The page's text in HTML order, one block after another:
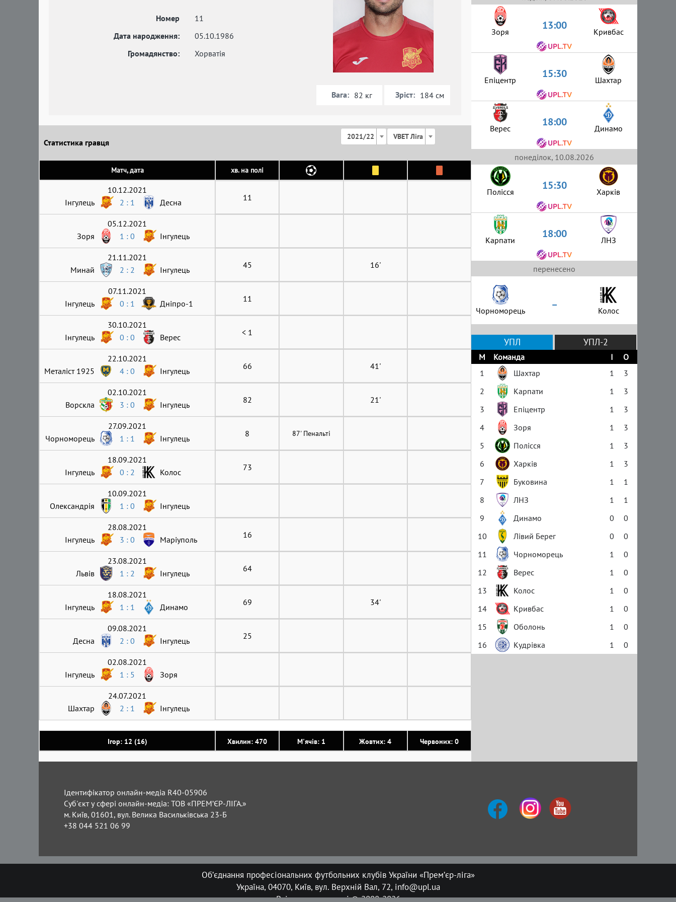
Номер
11
Дата народження:
05.10.1986
Громадянство:
Хорватія
Вага: 82 кг Зріст: 184 см
Статистика гравця
2021/22 VBET Ліга
Матч, дата хв. на полі
Ігор: 12 (16) Хвилин: 470 М'ячів: 1 Жовтих: 4 Червоних: 0
10.12.2021
Інгулець
2 : 1 Десна 11
05.12.2021
Зоря
1 : 0 Інгулець
21.11.2021
Минай
2 : 2 Інгулець 45 16'
07.11.2021
Інгулець
0 : 1 Дніпро-1 11
30.10.2021
Інгулець
0 : 0 Верес < 1
22.10.2021
Металіст 1925
4 : 0 Інгулець 66 41'
02.10.2021
Ворскла
3 : 0 Інгулець 82 21'
27.09.2021
Чорноморець
1 : 1 Інгулець 8 87' Пенальті
18.09.2021
Інгулець
0 : 2 Колос 73
10.09.2021
Олександрія
1 : 0 Інгулець
28.08.2021
Інгулець
3 : 0 Маріуполь 16
23.08.2021
Львів
1 : 2 Інгулець 64
18.08.2021
Інгулець
1 : 1 Динамо 69 34'
09.08.2021
Десна
2 : 0 Інгулець 25
02.08.2021
Інгулець
1 : 5 Зоря
24.07.2021
Шахтар
2 : 1 Інгулець
Зоря 13:00 Кривбас
Епіцентр 15:30 Шахтар
Верес 18:00 Динамо
понеділок, 10.08.2026
Полісся 15:30 Харків
Карпати 18:00 ЛНЗ
перенесено
Чорноморець – Колос
УПЛ УПЛ-2
М Команда І
О
1
Шахтар 1
3
2
Карпати 1
3
3
Епіцентр 1
3
4
Зоря 1
3
5
Полісся 1
3
6
Харків 1
3
7
Буковина 1
1
8
ЛНЗ 1
1
9
Динамо 0
0
10
Лівий Берег 0
0
11
Чорноморець 1
0
12
Верес 1
0
13
Колос 1
0
14
Кривбас 1
0
15
Оболонь 1
0
16
Кудрівка 1 0
Ідентифікатор онлайн-медіа R40-05906
Суб'єкт у сфері онлайн-медіа: ТОВ «ПРЕМ’ЄР-ЛІГА.»
м. Київ, 01601, вул. Велика Васильківська 23-Б
+38 044 521 06 99
Об’єднання професіональних футбольних клубів України «Прем’єр-ліга»
Україна, 04070, Київ, вул. Верхній Вал, 72, info@upl.ua
Всі права захищені © 2008-2026